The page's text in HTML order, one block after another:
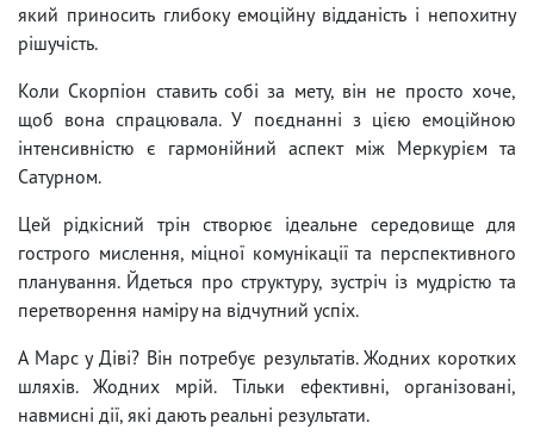
який приносить глибоку емоційну відданість і непохитну
рішучість.
Коли Скорпіон ставить собі за мету, він не просто хоче,
щоб вона спрацювала. У поєднанні з цією емоційною
інтенсивністю є гармонійний аспект між Меркурієм та
Сатурном.
Цей рідкісний трін створює ідеальне середовище для
гострого мислення, міцної комунікації та перспективного
планування. Йдеться про структуру, зустріч із мудрістю та
перетворення наміру на відчутний успіх.
А Марс у Діві? Він потребує результатів. Жодних коротких
шляхів. Жодних мрій. Тільки ефективні, організовані,
навмисні дії, які дають реальні результати.